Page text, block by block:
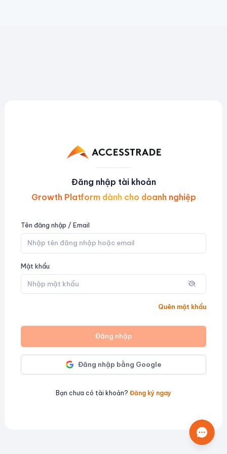
Đăng nhập tài khoản
Growth Platform dành cho doanh nghiệp
Tên đăng nhập / Email
Mật khẩu
Quên mật khẩu
Đăng nhập
Đăng nhập bằng Google
Bạn chưa có tài khoản? Đăng ký ngay